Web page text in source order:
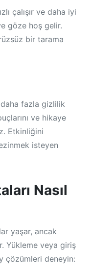
çalışır ve daha iyi
göze hoş gelir.
bir tarama
fazla gizlilik
ve hikaye
Etkinliğini
isteyen
Nasıl
yaşar, ancak
Yükleme veya giriş
çözümleri deneyin: